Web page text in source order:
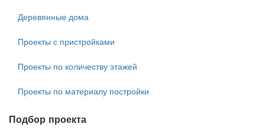
Деревянные дома
Проекты с пристройками
Проекты по количеству этажей
Проекты по материалу постройки
Подбор проекта